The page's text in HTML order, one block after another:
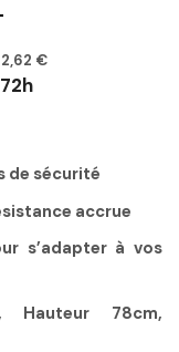
2,62 €
de sécurité
accrue
s’adapter à vos
Hauteur 78cm,